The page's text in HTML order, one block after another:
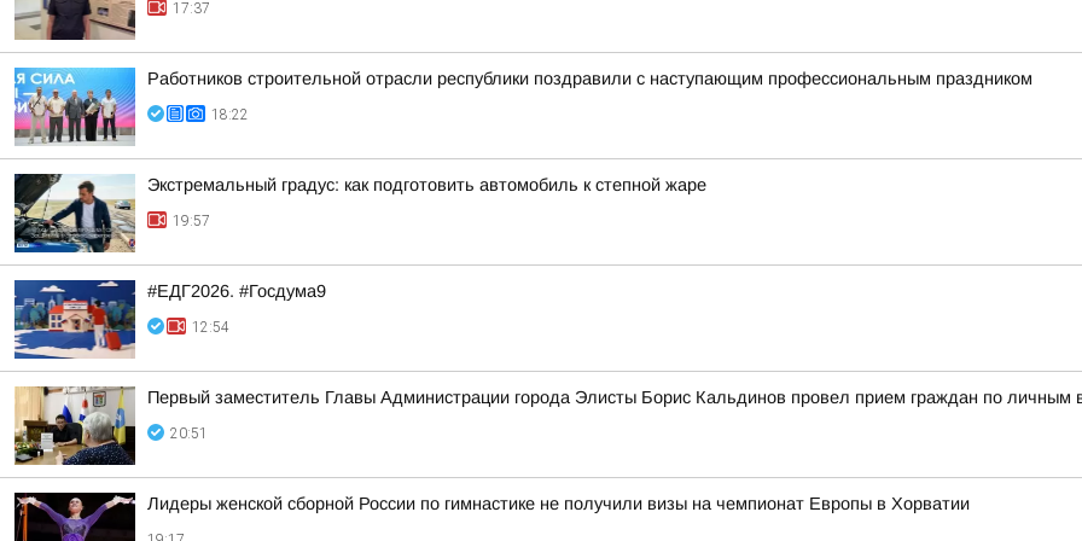
17:37
Работников строительной отрасли республики поздравили с наступающим профессиональным праздником
18:22
Экстремальный градус: как подготовить автомобиль к степной жаре
19:57
#ЕДГ2026. #Госдума9
12:54
Первый заместитель Главы Администрации города Элисты Борис Кальдинов провел прием граждан по личным
20:51
Лидеры женской сборной России по гимнастике не получили визы на чемпионат Европы в Хорватии